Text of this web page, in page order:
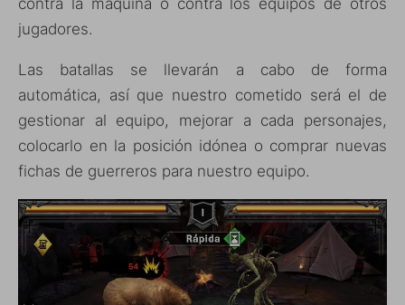
contra la máquina o contra los equipos de otros
jugadores.
Las batallas se llevarán a cabo de forma
automática, así que nuestro cometido será el de
gestionar al equipo, mejorar a cada personajes,
colocarlo en la posición idónea o comprar nuevas
fichas de guerreros para nuestro equipo.